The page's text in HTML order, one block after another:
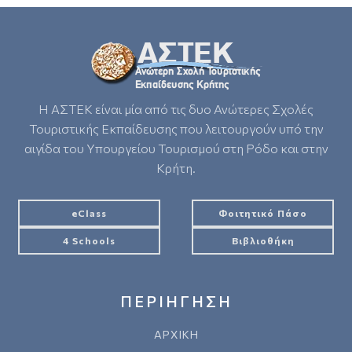
Η ΑΣΤΕΚ είναι μία από τις δυο Ανώτερες Σχολές
Τουριστικής Εκπαίδευσης που λειτουργούν υπό την
αιγίδα του Υπουργείου Τουρισμού στη Ρόδο και στην
Κρήτη.
eClass Φοιτητικό Πάσο
4 Schools Βιβλιοθήκη
ΠΕΡΙΗΓΗΣΗ
ΑΡΧΙΚΗ